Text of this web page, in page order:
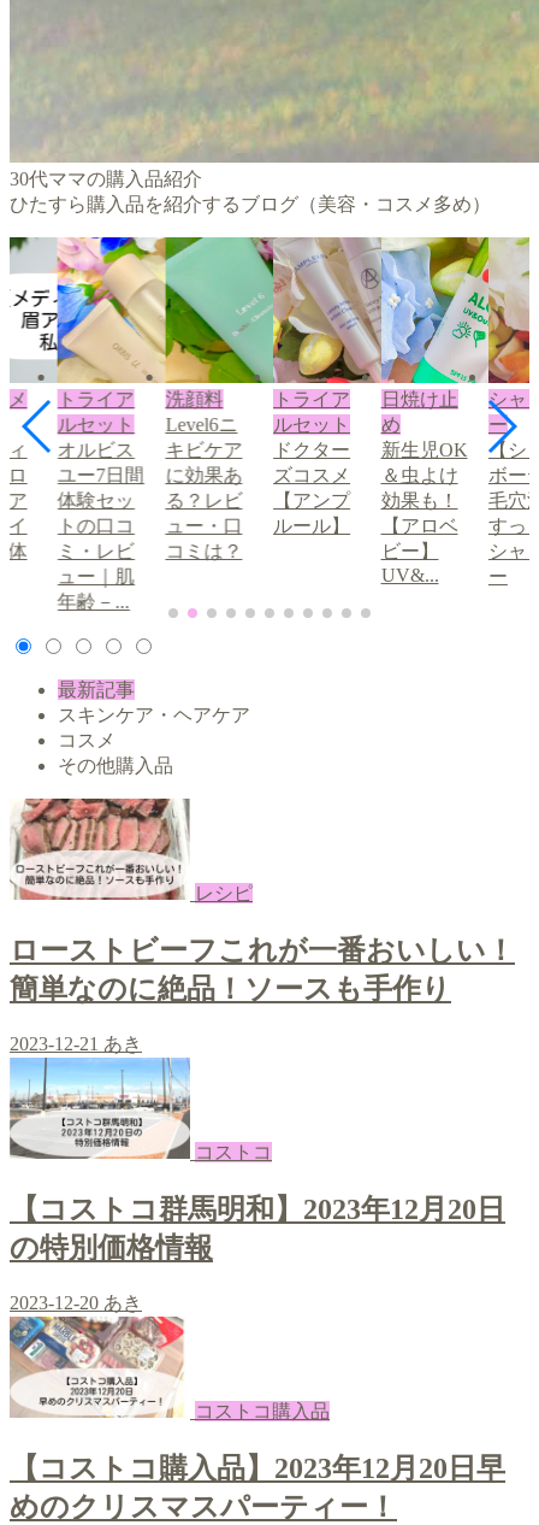
30代ママの購入品紹介
ひたすら購入品を紹介するブログ（美容・コスメ多め）
メ
ィ
ロ
ア
イ
体
トライア
ルセット
オルビス
ユー7日間
体験セッ
トの口コ
ミ・レビ
ュー｜肌
年齢－...
洗顔料
Level6ニ
キビケア
に効果あ
る？レビ
ュー・口
コミは？
トライア
ルセット
ドクター
ズコスメ
【アンプ
ルール】
日焼け止
め
新生児OK
＆虫よけ
効果も！
【アロベ
ビー】
UV&...
シャ
ー
【シ
ボー
毛穴
すっ
シャ
ー
最新記事
スキンケア・ヘアケア
コスメ
その他購入品
レシピ
ローストビーフこれが一番おいしい！
簡単なのに絶品！ソースも手作り
2023-12-21 あき
コストコ
【コストコ群馬明和】2023年12月20日
の特別価格情報
2023-12-20 あき
コストコ購入品
【コストコ購入品】2023年12月20日早
めのクリスマスパーティー！